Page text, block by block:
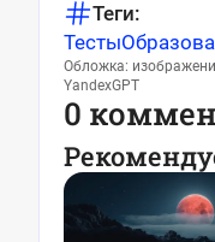
Теги:
Тесты
Обложка:
YandexGPT
0